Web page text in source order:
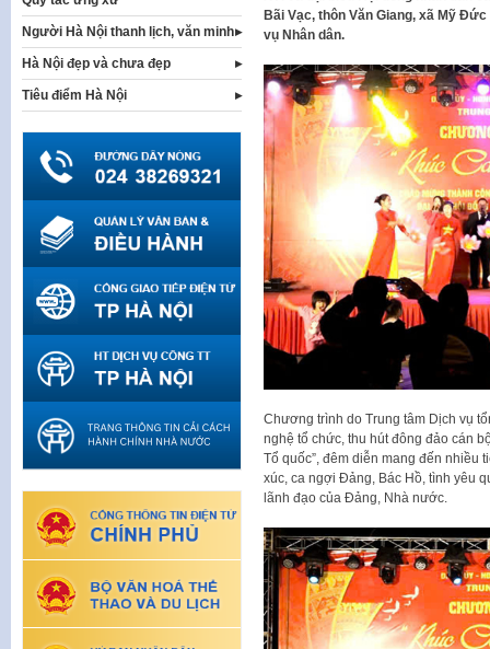
Bãi Vạc, thôn Văn Giang, xã Mỹ
vụ Nhân dân.
Chương trình do Trung tâm Dịch vụ
nghệ tổ chức, thu hút đông đảo cán
Tổ quốc”, đêm diễn mang đến nhiều
xúc, ca ngợi Đảng, Bác Hồ, tình yêu
lãnh đạo của Đảng, Nhà nước.
Người Hà Nội thanh lịch, văn minh
Hà Nội đẹp và chưa đẹp
Tiêu điểm Hà Nội